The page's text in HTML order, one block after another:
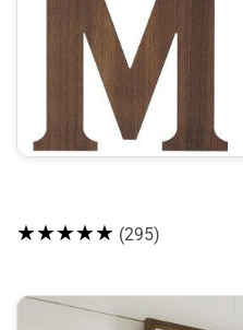
★★★★★ (295)